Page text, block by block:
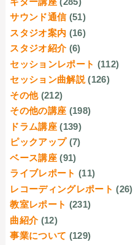
サウンド通信 (51)
スタジオ案内 (16)
スタジオ紹介 (6)
セッションレポート (112)
セッション曲解説 (126)
その他 (212)
その他の講座 (198)
ドラム講座 (139)
ピックアップ (7)
ベース講座 (91)
ライブレポート (11)
レコーディングレポート (26)
教室レポート (231)
曲紹介 (12)
事業について (129)